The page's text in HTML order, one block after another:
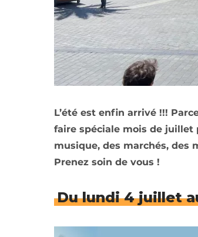
L’été est enfin arrivé !!!
faire spéciale mois de juillet
musique, des marchés, des
Prenez soin de vous !
Du lundi 4 juillet